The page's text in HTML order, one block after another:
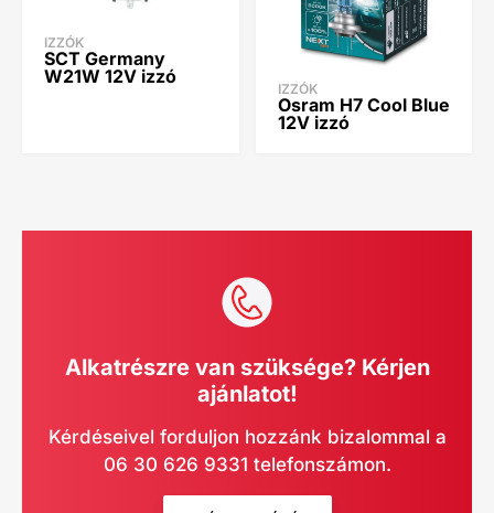
IZZÓK
SCT Germany
W21W 12V izzó
IZZÓK
Osram H7 Cool Blue
12V izzó
Alkatrészre van szüksége? Kérjen
ajánlatot!
Kérdéseivel forduljon hozzánk bizalommal a
06 30 626 9331 telefonszámon.